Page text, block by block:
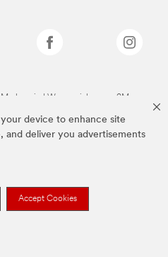
device to enhance site
and deliver you advertisements
Accept Cookies
sind Warenzeichen von 3M.